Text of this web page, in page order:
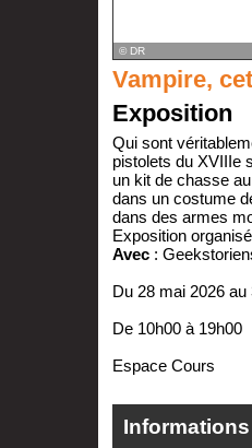
© DR
Vampire,
Exposition
Qui sont
pistolets du XVIIIe
un kit de chasse
dans un costume
dans des armes
Exposition
Avec :
Du 28 mai 2026 au
De 10h00 à 19h00
Espace Cours